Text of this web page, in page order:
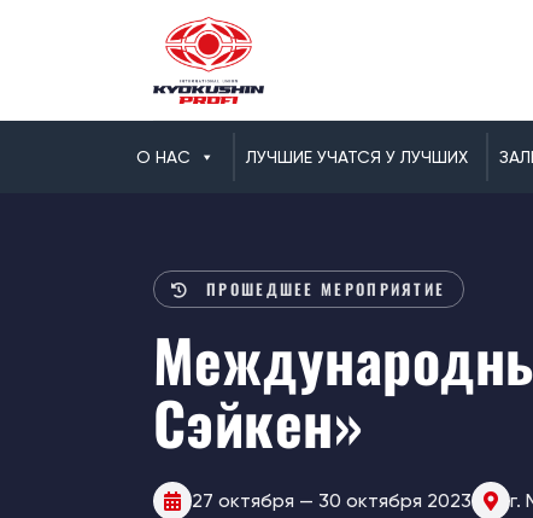
О НАС ЛУЧШИЕ УЧАТСЯ У ЛУЧШИХ
ПРОШЕДШЕЕ МЕРОПРИЯТИЕ
Сэйкен»
27 октября — 30 октября 2023 г.